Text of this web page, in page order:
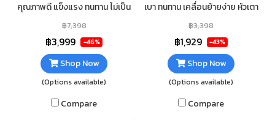
คุณภาพดี แข็งแรง ทนทาน ไม่เป็น
สนิม กระทะหน้าเรียบ ทำจากเหล็ก
อย่างหนา เคลือบสารกันติดกระทะ
หัวเตาแบบ H จำนวน 2 หัว
฿7,398
฿3,999 -46%
Shop Now
(Options available)
Compare
เบา ทนทาน เคลื่อนย้ายง่าย หัวเตา
อินฟาเรด 2 หัว แบบรังผึ้ง ผลิต
จากเซรามิคคุณภาพดี สามารถส
ปาร์คได้ 20,000 ครั้ง
฿3,398
฿1,929 -43%
Shop Now
(Options available)
Compare